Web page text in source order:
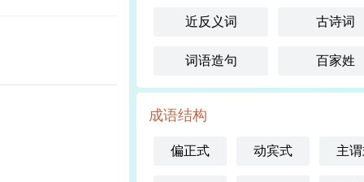
近反义词 古诗词
词语造句 百家姓
成语结构
偏正式 动宾式 主